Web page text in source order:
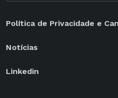
Política de Privacidade e
Notícias
Linkedin